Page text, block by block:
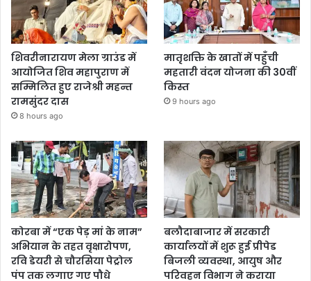
शिवरीनारायण मेला ग्राउंड में
आयोजित शिव महापुराण में
सम्मिलित हुए राजेश्री महन्त
रामसुंदर दास
8 hours ago
मातृशक्ति के खातों में पहुँची
महतारी वंदन योजना की 30वीं
किस्त
9 hours ago
कोरबा में “एक पेड़ मां के नाम”
अभियान के तहत वृक्षारोपण,
रवि डेयरी से चौरसिया पेट्रोल
पंप तक लगाए गए पौधे
बलौदाबाजार में सरकारी
कार्यालयों में शुरू हुई प्रीपेड
बिजली व्यवस्था, आयुष और
परिवहन विभाग ने कराया